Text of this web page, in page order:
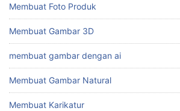
Membuat Foto Produk
Membuat Gambar 3D
membuat gambar dengan ai
Membuat Gambar Natural
Membuat Karikatur